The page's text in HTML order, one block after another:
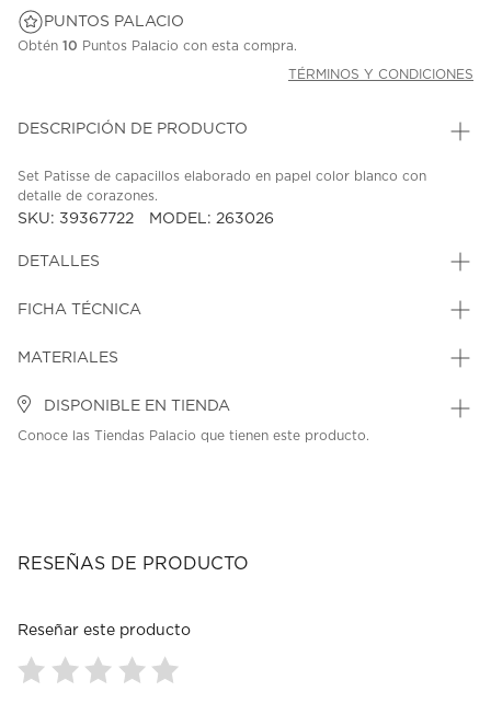
PUNTOS PALACIO
Obtén 10 Puntos Palacio con esta compra.
TÉRMINOS Y CONDICIONES
DESCRIPCIÓN DE PRODUCTO
Set Patisse de capacillos elaborado en papel color blanco con
detalle de corazones.
SKU: 39367722 MODEL: 263026
DETALLES
FICHA TÉCNICA
MATERIALES
DISPONIBLE EN TIENDA
Conoce las Tiendas Palacio que tienen este producto.
RESEÑAS DE PRODUCTO
Reseñar este producto